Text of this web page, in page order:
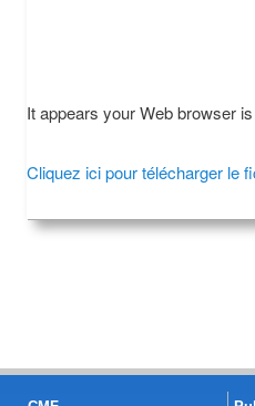
It appears your Web browser
Cliquez ici pour télécharger le